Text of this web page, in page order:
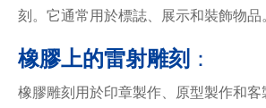
刻。它通常用於標誌、展示和裝飾物品。
橡膠上的雷射雕刻 ：
橡膠雕刻用於印章製作、原型製作和